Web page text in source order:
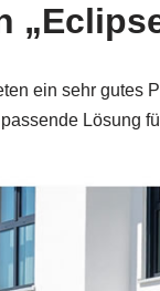
ein sehr gutes
Lösung